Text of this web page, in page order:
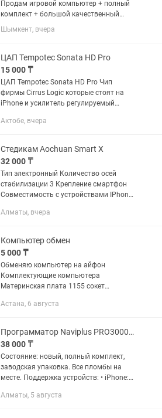
Продам игровой компьютер + полный
комплект + большой качественный
монитор! Состояние – как новый,
использовался бережно, работает
для...
Шымкент, вчера
ЦАП Tempotec Sonata HD Pro
15 000 ₸
ЦАП Tempotec Sonata HD Pro Чип
фирмы Cirrus Logic которые стоят на
iPhone и усилитель регулируемый
Последние обновления прошивки
Актобе, вчера
Стедикам Aochuan Smart X
32 000 ₸
Тип электронный Количество осей
стабилизации 3 Крепление смартфон
Совместимость с устройствами IPhone
и выше Совместимость с ОС Android,
Алматы, вчера
Компьютер обмен
5 000 ₸
Обменяю компьютер на айфон
Комплектующие компьютера
Материнская плата 1155 сокет
1050 ti от компании Asus ОЗУ 12 Гб ддр
диск...
Астана, 6 августа
Программатор Naviplus PRO3000S NPR6000 NAND/HDD для Apple iPhone/iPad
38 000 ₸
Состояние: новый, полный комплект,
заводская упаковка. Все пломбы на
месте. Поддержка устройств: • iPhone:
Алматы, 5 августа